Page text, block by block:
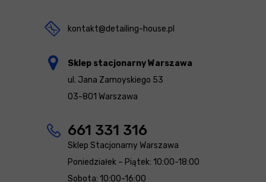
kontakt@detailing-house.pl
Sklep stacjonarny Warszawa
ul. Jana Zamoyskiego 53
03-801 Warszawa
661 331 316
Sklep Stacjonarny Warszawa
Poniedziałek – Piątek: 10:00-18:00
Sobota: 10:00-16:00